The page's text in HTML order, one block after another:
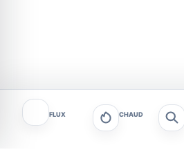
FLUX CHAUD